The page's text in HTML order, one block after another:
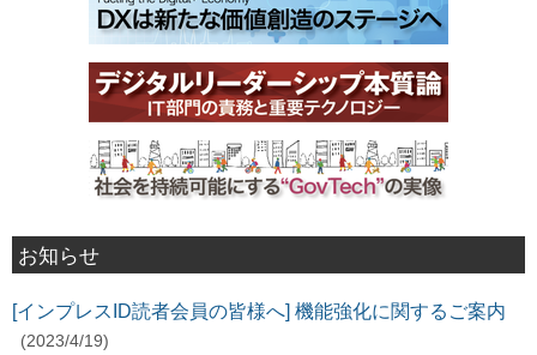
お知らせ
[インプレスID読者会員の皆様へ] 機能強化に関するご案内
(2023/4/19)